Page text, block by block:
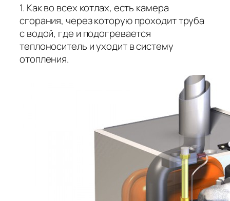
1. Как во всех котлах, есть камера
сгорания, через которую проходит труба
с водой, где и подогревается
теплоноситель и уходит в систему
отопления.